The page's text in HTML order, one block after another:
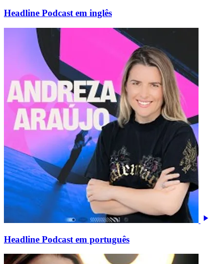
Headline Podcast em inglês
Headline Podcast em português